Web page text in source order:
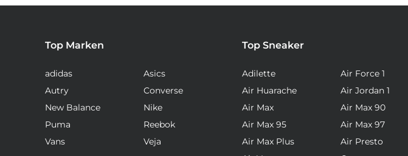
Top Marken
adidas
Asics
Autry
Converse
New Balance
Nike
Puma
Reebok
Vans
Veja
Top Sneaker
Adilette
Air Force 1
Air Huarache
Air Jordan 1
Air Max
Air Max 90
Air Max 95
Air Max 97
Air Max Plus
Air Presto